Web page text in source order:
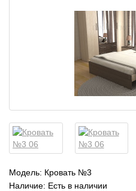
Модель: Кровать №3
Наличие: Есть в наличии